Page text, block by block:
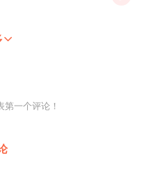
一个评论！